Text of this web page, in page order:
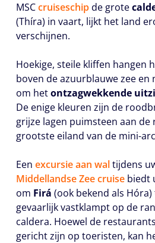
MSCcruiseschipde grote
(Thíra) in vaart, lijkt het land
verschijnen.
Hoekige, steile kliffen hangen
boven de azuurblauwe zee
om hetontzagwekkende
De enige kleuren zijn de
grijze lagen puimsteen aan
grootste eiland van de mini-
Een excursie aan waltijdens
Middellandse Zee cruise biedt
om Firá (ook bekend als
gevaarlijk vastklampt op de
caldera. Hoewel de
gericht zijn op toeristen, kan